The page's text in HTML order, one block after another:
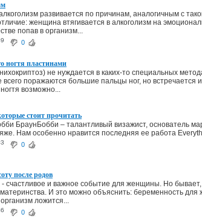
развивается по причинам, аналогичным с
женщина втягивается в алкоголизм на
попав в организм...
0
ногтя пластинами
не нуждается в каких-то специальных
поражаются большие пальцы ног, но встречается
возможно...
стоит прочитать
БраунБобби – талантливый визажист, основатель
Нам особенно нравится последняя ее работа
0
после родов
счастливое и важное событие для женщины. Но
И это можно объяснить: беременность
ложится...
0